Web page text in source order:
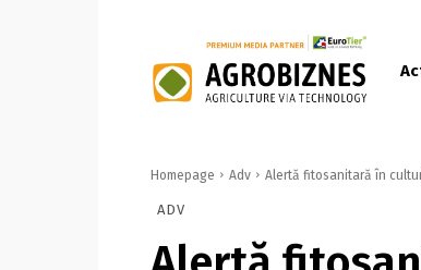
Homepage Adv Alertă fitosanitară în
ADV